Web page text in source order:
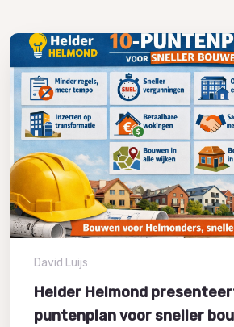
David Luijs
Helder Helmond
puntenplan voor sneller